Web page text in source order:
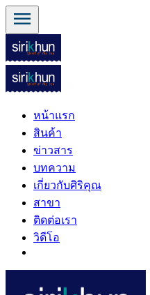
menu
หน้าแรก
สินค้า
ข่าวสาร
บทความ
เกี่ยวกับศิริคุณ
สาขา
ติดต่อเรา
วิดีโอ